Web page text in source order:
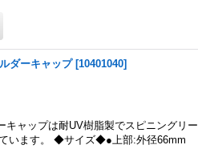
ダーキャップ [10401040]
ャップは耐UV樹脂製でスピニングリー
ています。 ◆サイズ◆●上部:外径66mm